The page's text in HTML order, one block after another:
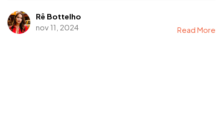
Rê Bottelho
nov 11, 2024
Read More